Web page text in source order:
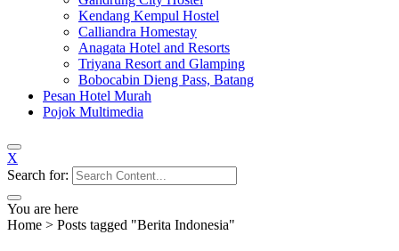
Kendang Kempul Hostel
Calliandra Homestay
Anagata Hotel and Resorts
Triyana Resort and Glamping
Bobocabin Dieng Pass, Batang
Pesan Hotel Murah
Pojok Multimedia
X
Search for:
You are here
Home > Posts tagged "Berita Indonesia"